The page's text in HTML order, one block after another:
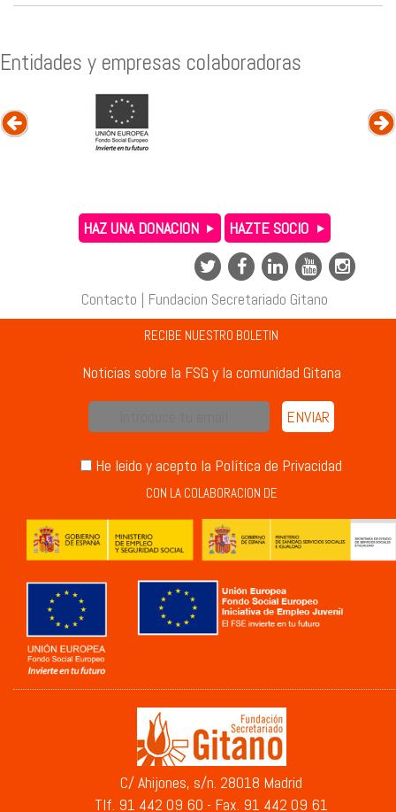
Entidades y empresas colaboradoras
HAZ UNA DONACION HAZTE SOCIO
Contacto | Fundacion Secretariado Gitano
RECIBE NUESTRO BOLETIN
Noticias sobre la FSG y la comunidad Gitana
He leido y acepto la Política de Privacidad
CON LA COLABORACION DE
C/ Ahijones, s/n. 28018 Madrid
Tlf. 91 442 09 60 - Fax. 91 442 09 61